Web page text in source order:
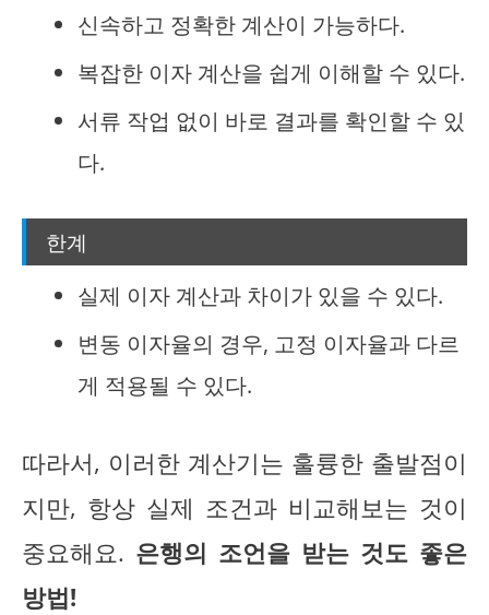
신속하고 정확한 계산이 가능하다.
복잡한 이자 계산을 쉽게 이해할 수 있다.
서류 작업 없이 바로 결과를 확인할 수 있
다.
한계
실제 이자 계산과 차이가 있을 수 있다.
변동 이자율의 경우, 고정 이자율과 다르
게 적용될 수 있다.
따라서, 이러한 계산기는 훌륭한 출발점이
지만, 항상 실제 조건과 비교해보는 것이
중요해요. 은행의 조언을 받는 것도 좋은
방법!